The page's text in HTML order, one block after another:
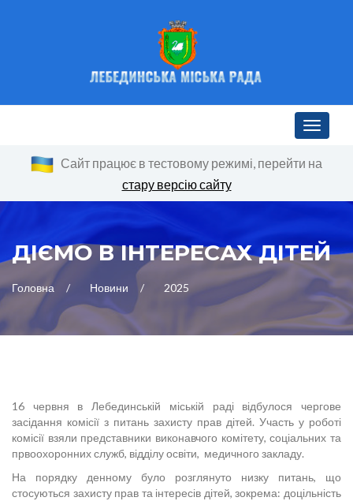
Toggle
Сайт працює в тестовому режимі, перейти на
стару версію сайту
ДІЄМО В ІНТЕРЕСАХ ДІТЕЙ
Головна Новини 2025
16 червня в Лебединській міській раді відбулося чергове
засідання комісії з питань захисту прав дітей. Участь у роботі
комісії взяли представники виконавчого комітету, соціальних та
првоохоронних служб, відділу освіти, медичного закладу.
На порядку денному було розглянуто низку питань, що
стосуються захисту прав та інтересів дітей, зокрема: доцільність